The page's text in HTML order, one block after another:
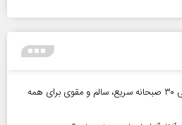
صبحانه چی درست کنم؟ معرفی ۳۰ صبحانه سریع، سالم و مقوی برای همه